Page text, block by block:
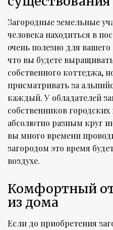
Загородные земельные
человека находиться в
очень полезно для
что вы будете
собственного коттеджа,
присматривать за
каждый. У обладателей
собственников
абсолютно разным круг
вы много времени
загородом это время
воздухе.
Комфортный
из дома
Если до приобретения